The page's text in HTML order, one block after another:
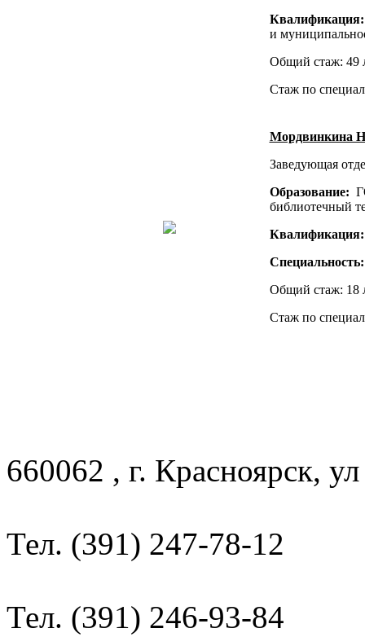
и
Общий стаж: 49
Стаж по
Мордвинкина
Заведующая
Образование:
библиотечный
Общий стаж: 18
Стаж по
660062 , г. Красноярск,
Тел. (391) 247-78-12
Тел. (391) 246-93-84